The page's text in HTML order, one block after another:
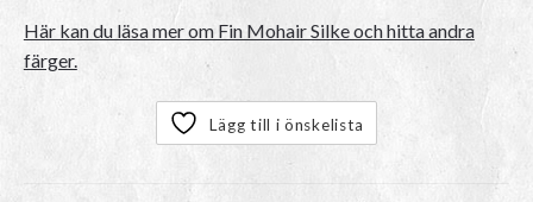
Här kan du läsa mer om Fin Mohair Silke och hitta andra
färger.
Lägg till i önskelista